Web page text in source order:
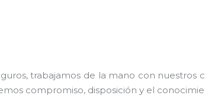
trabajamos de la mano con nuestros
compromiso, disposición y el